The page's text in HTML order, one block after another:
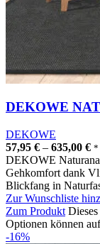
DEKOWE
DEKOWE
57,95 € – 635,00 € *
DEKOWE
Gehkomfort dank
Blickfang in
Zur Wunschliste
Zum Produkt
Optionen können
-16%